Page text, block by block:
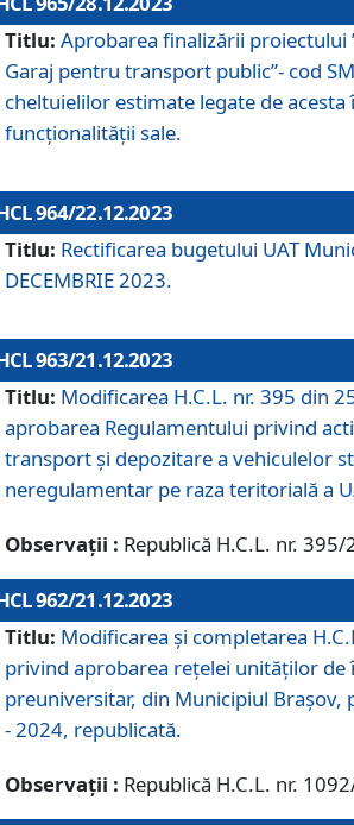
Titlu: Aprobarea finalizării
Garaj pentru transport public”- cod
cheltuielilor estimate legate de
funcționalității sale.
964/22.12.2023
Titlu: Rectificarea bugetului UAT
DECEMBRIE 2023.
963/21.12.2023
Titlu: Modificarea H.C.L. nr. 395 din
aprobarea Regulamentului privind
transport şi depozitare a vehiculelor
neregulamentar pe raza teritorială a
Observații : Republică H.C.L. nr. 395/
962/21.12.2023
Titlu: Modificarea și completarea
privind aprobarea rețelei unităților de
preuniversitar, din Municipiul Braşov,
- 2024, republicată.
Observații : Republică H.C.L. nr.